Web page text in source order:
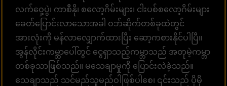
လက်ဝှေ့ပွဲ၊ ကာစီနို၊ စလော့ဂိမ်းများ၊ ငါးပစ်စလော့ဂိမ်းများ
ခေတ်ပြောင်းလာသောအခါ ဝဘ်ဆိုက်တစ်ခုထဲတွင်
အားလုံးကို မန်လာလျှောက်ထားပြီး ဆော့ကစားနိုင်ပါပြီ။
အွန်လိုင်းကမ္ဘာပေါ်တွင် ငွေရှာသည့်ကမ္ဘာသည် အတုမဲ့ကမ္ဘာ
တစ်ခုသာဖြစ်သည်။ မသေချာမှုကို ပြောင်းလဲခဲ့သည်။
သေချာသည် သင်မည်သူမည်ဝါဖြစ်ပါစေ၊ ၎င်းသည် ပိုမို